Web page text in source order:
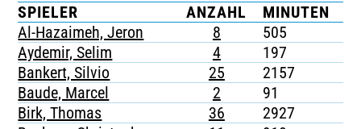
TICKETING
SPIELER
ANZAHL MINUTEN
Al-Hazaimeh, Jeron
8 505
Aydemir, Selim
4 197
Bankert, Silvio
25 2157
Baude, Marcel
2 91
Birk, Thomas
36 2927